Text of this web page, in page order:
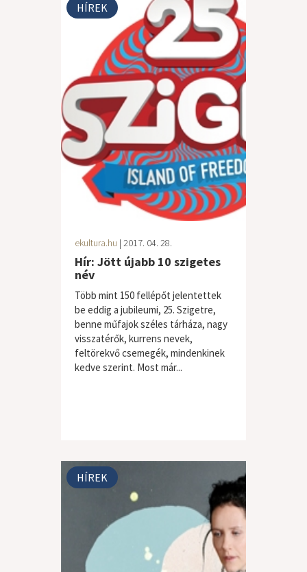
HÍREK
ekultura.hu | 2017. 04. 28.
Hír: Jött újabb 10 szigetes
név
Több mint 150 fellépőt jelentettek
be eddig a jubileumi, 25. Szigetre,
benne műfajok széles tárháza, nagy
visszatérők, kurrens nevek,
feltörekvő csemegék, mindenkinek
kedve szerint. Most már...
HÍREK